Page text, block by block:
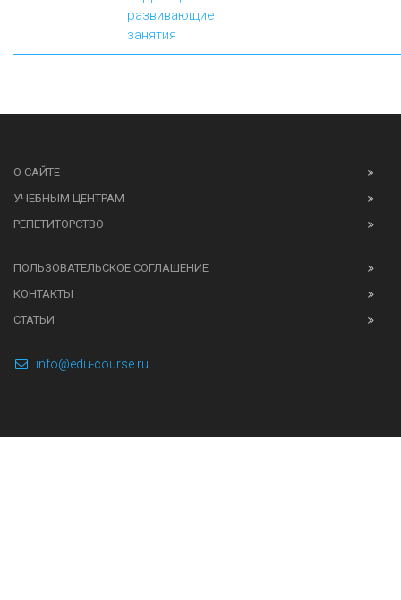
развивающие
занятия
О САЙТЕ
УЧЕБНЫМ ЦЕНТРАМ
РЕПЕТИТОРСТВО
ПОЛЬЗОВАТЕЛЬСКОЕ СОГЛАШЕНИЕ
КОНТАКТЫ
СТАТЬИ
info@edu-course.ru